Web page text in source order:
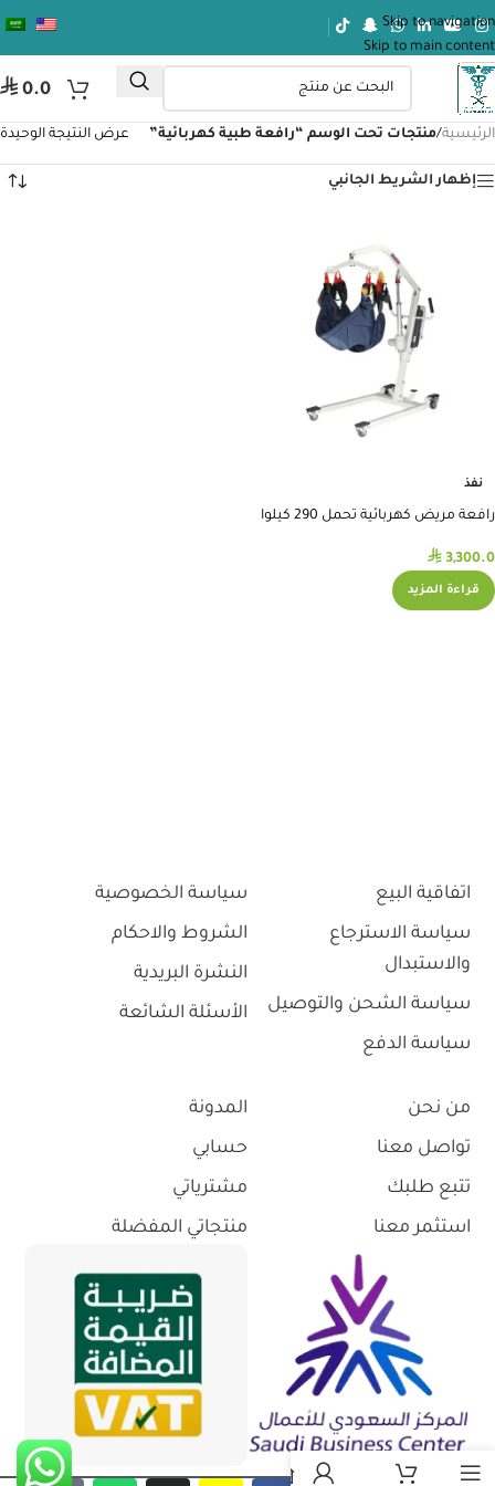
Skip to navigation
Skip to main content
⃁ 0.0
الرئيسية/منتجات تحت الوسم “رافعة طبية كهربائية” عرض النتيجة الوحيدة
إظهار الشريط الجانبي
نفذ
رافعة مريض كهربائية تحمل 290 كيلوا
⃁ 3,300.0
قراءة المزيد
اتفاقية البيع
سياسة الاسترجاع
والاستبدال
سياسة الشحن والتوصيل
سياسة الدفع
سياسة الخصوصية
الشروط والاحكام
النشرة البريدية
الأسئلة الشائعة
من نحن
تواصل معنا
تتبع طلبك
استثمر معنا
المدونة
حسابي
مشترياتي
منتجاتي المفضلة